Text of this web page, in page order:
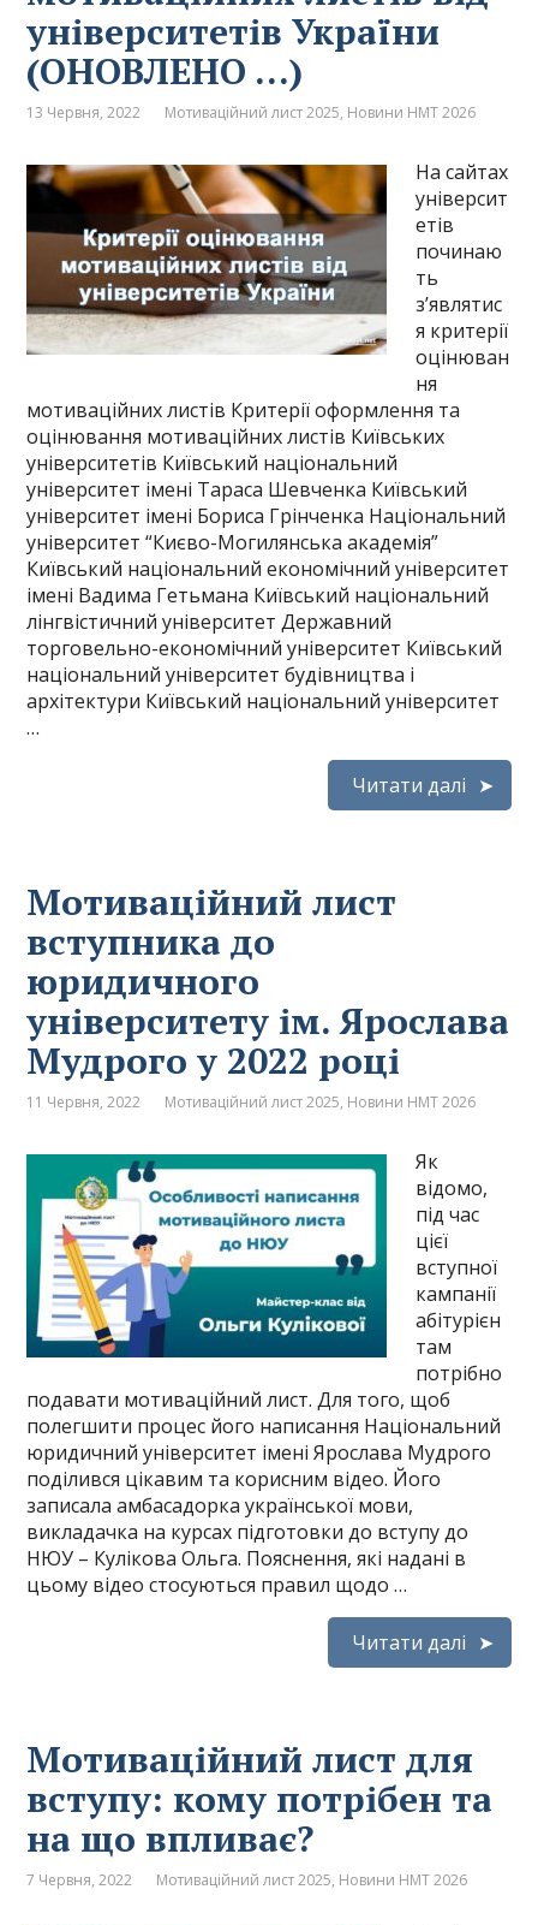
університетів України
(ОНОВЛЕНО …)
13 Червня, 2022 Мотиваційний лист 2025, Новини НМТ 2026
На сайтах
університ
етів
починаю
ть
з’являтис
я критерії
оцінюван
ня
мотиваційних листів Критерії оформлення та
оцінювання мотиваційних листів Київських
університетів Київський національний
університет імені Тараса Шевченка Київський
університет імені Бориса Грінченка Національний
університет “Києво-Могилянська академія”
Київський національний економічний університет
імені Вадима Гетьмана Київський національний
лінгвістичний університет Державний
торговельно-економічний університет Київський
національний університет будівництва і
архітектури Київський національний університет
…
Читати далі
Мотиваційний лист
вступника до
юридичного
університету ім. Ярослава
Мудрого у 2022 році
11 Червня, 2022 Мотиваційний лист 2025, Новини НМТ 2026
Як
відомо,
під час
цієї
вступної
кампанії
абітурієн
там
потрібно
подавати мотиваційний лист. Для того, щоб
полегшити процес його написання Національний
юридичний університет імені Ярослава Мудрого
поділився цікавим та корисним відео. Його
записала амбасадорка української мови,
викладачка на курсах підготовки до вступу до
НЮУ – Кулікова Ольга. Пояснення, які надані в
цьому відео стосуються правил щодо …
Читати далі
Мотиваційний лист для
вступу: кому потрібен та
на що впливає?
7 Червня, 2022 Мотиваційний лист 2025, Новини НМТ 2026